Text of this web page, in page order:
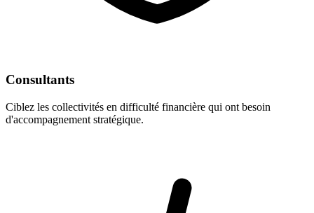
Consultants
Ciblez les collectivités en difficulté financière qui ont besoin
d'accompagnement stratégique.